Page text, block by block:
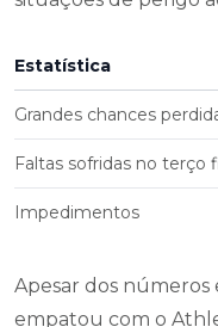
Estatística
Grandes chances
Faltas sofridas no terço
Impedimentos
Apesar dos números
empatou com o